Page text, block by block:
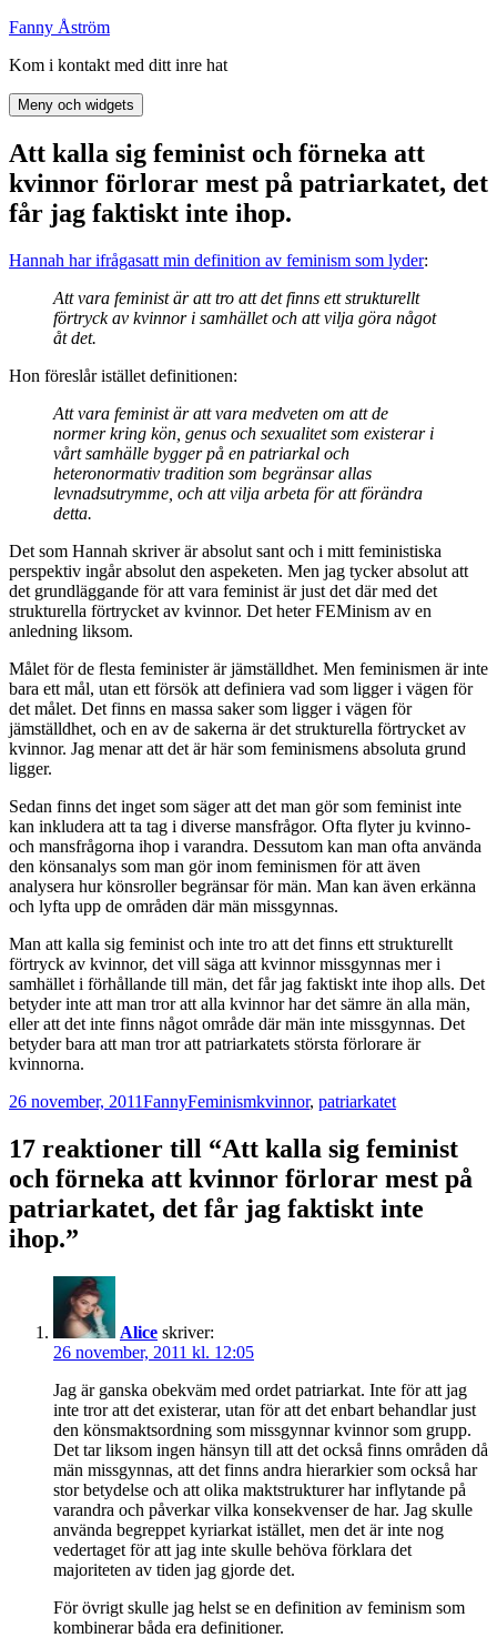
Hoppa
innehåll
Fanny Åström
Kom i kontakt med ditt inre hat
Meny och widgets
Att kalla sig feminist och förneka att
kvinnor förlorar mest på patriarkatet, det
får jag faktiskt inte ihop.
Hannah har ifrågasatt min definition av feminism som lyder:
Att vara feminist är att tro att det finns ett strukturellt
förtryck av kvinnor i samhället och att vilja göra något
åt det.
Hon föreslår istället definitionen:
Att vara feminist är att vara medveten om att de
normer kring kön, genus och sexualitet som existerar i
vårt samhälle bygger på en patriarkal och
heteronormativ tradition som begränsar allas
levnadsutrymme, och att vilja arbeta för att förändra
detta.
Det som Hannah skriver är absolut sant och i mitt feministiska
perspektiv ingår absolut den aspeketen. Men jag tycker absolut att
det grundläggande för att vara feminist är just det där med det
strukturella förtrycket av kvinnor. Det heter FEMinism av en
anledning liksom.
Målet för de flesta feminister är jämställdhet. Men feminismen är inte
bara ett mål, utan ett försök att definiera vad som ligger i vägen för
det målet. Det finns en massa saker som ligger i vägen för
jämställdhet, och en av de sakerna är det strukturella förtrycket av
kvinnor. Jag menar att det är här som feminismens absoluta grund
ligger.
Sedan finns det inget som säger att det man gör som feminist inte
kan inkludera att ta tag i diverse mansfrågor. Ofta flyter ju kvinno-
och mansfrågorna ihop i varandra. Dessutom kan man ofta använda
den könsanalys som man gör inom feminismen för att även
analysera hur könsroller begränsar för män. Man kan även erkänna
och lyfta upp de områden där män missgynnas.
Man att kalla sig feminist och inte tro att det finns ett strukturellt
förtryck av kvinnor, det vill säga att kvinnor missgynnas mer i
samhället i förhållande till män, det får jag faktiskt inte ihop alls. Det
betyder inte att man tror att alla kvinnor har det sämre än alla män,
eller att det inte finns något område där män inte missgynnas. Det
betyder bara att man tror att patriarkatets största förlorare är
kvinnorna.
Postat
26 november, 2011Författare
FannyKategorier
FeminismTaggar
kvinnor, patriarkatet
17 reaktioner till “Att kalla sig feminist
och förneka att kvinnor förlorar mest på
patriarkatet, det får jag faktiskt inte
ihop.”
Alice skriver:
26 november, 2011 kl. 12:05
Jag är ganska obekväm med ordet patriarkat. Inte för att jag
inte tror att det existerar, utan för att det enbart behandlar just
den könsmaktsordning som missgynnar kvinnor som grupp.
Det tar liksom ingen hänsyn till att det också finns områden då
män missgynnas, att det finns andra hierarkier som också har
stor betydelse och att olika maktstrukturer har inflytande på
varandra och påverkar vilka konsekvenser de har. Jag skulle
använda begreppet kyriarkat istället, men det är inte nog
vedertaget för att jag inte skulle behöva förklara det
majoriteten av tiden jag gjorde det.
För övrigt skulle jag helst se en definition av feminism som
kombinerar båda era definitioner.